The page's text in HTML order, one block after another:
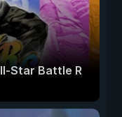
Star Battle R